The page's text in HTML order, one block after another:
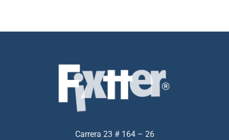
Carrera 23 # 164 – 26